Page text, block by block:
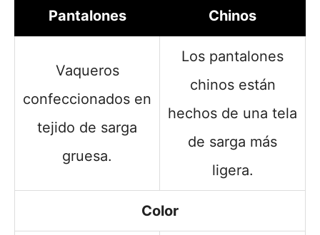
Pantalones Chinos
Vaqueros
confeccionados en
tejido de sarga
gruesa.
Los pantalones
chinos están
hechos de una tela
de sarga más
ligera.
Color